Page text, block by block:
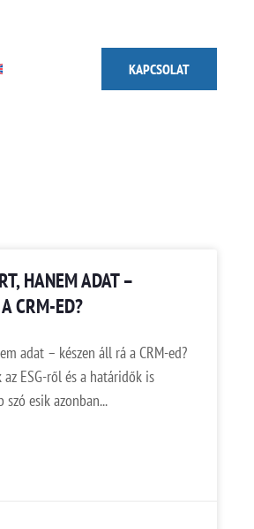
KAPCSOLAT
HANEM ADAT –
CRM-ED?
adat – készen áll rá a CRM-ed?
ESG-ről és a határidők is
szó esik azonban